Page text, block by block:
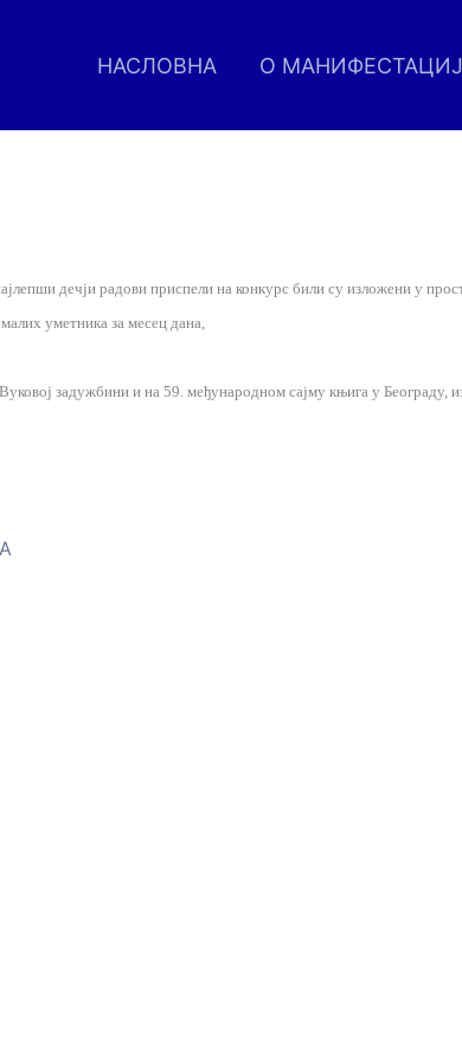
НАСЛОВНА О
дечји радови приспели на конкурс били су изложени у
уметника за месец дана,
задужбини и на 59. међународном сајму књига у Београду,